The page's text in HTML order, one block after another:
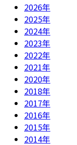
2026年
2025年
2024年
2023年
2022年
2021年
2020年
2018年
2017年
2016年
2015年
2014年